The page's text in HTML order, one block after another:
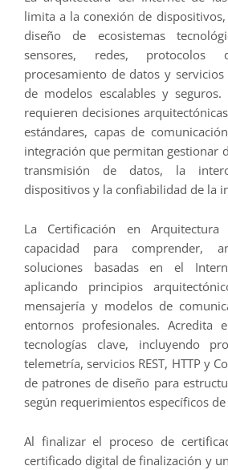
limita a la conexión de
diseño de ecosistemas
sensores, redes, protocolos
procesamiento de datos y
de modelos escalables y seguros.
requieren decisiones
estándares, capas de
integración que permitan gestionar
transmisión de datos, la
dispositivos y la confiabilidad de la
La Certificación en
capacidad para comprender,
soluciones basadas en el
aplicando principios
mensajería y modelos de
entornos profesionales. Acredita
tecnologías clave, incluyendo
telemetría, servicios REST, HTTP y
de patrones de diseño para
según requerimientos específicos
Al finalizar el proceso de
certificado digital de finalización y